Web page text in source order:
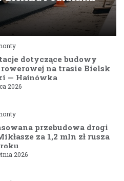
dotyczące budowy
na trasie Bielsk
— Hajnówka
2026
przebudowa drogi
za 1,2 mln zł rusza
2026